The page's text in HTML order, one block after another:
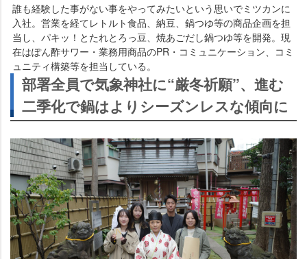
誰も経験した事がない事をやってみたいという思いでミツカンに
入社。営業を経てレトルト食品、納豆、鍋つゆ等の商品企画を担
当し、パキッ！とたれとろっ豆、焼あごだし鍋つゆ等を開発。現
在はぽん酢サワー・業務用商品のPR・コミュニケーション、コミ
ュニティ構築等を担当している。
部署全員で気象神社に“厳冬祈願”、進む
二季化で鍋はよりシーズンレスな傾向に